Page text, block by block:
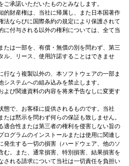
承諾いただいたものとみなします。
的財産権は、当社に帰属し、また日本国著作
法ならびに国際条約の規定により保護されて
に付与される以外の権利については、全て当
たは一部を、有償・無償の別を問わず、第三
ル、リース、使用許諾することはできませ
行なう複製以外の、本ソフトウェアの一部ま
ステムへの組み込みを禁止します。
よび関連資料の内容を将来予告なしに変更す
態で、お客様に提供されるものです。当社
は黙示を問わず何らの保証も致しません。
適合性または第三者の権利を侵害しない旨の
ログラムのインストールまたは使用に関連し
発生する一切の損害（ハードウェア、他のソ
む。また、通常損害、特別損害、結果損害を
される請求について当社は一切責任を負担い